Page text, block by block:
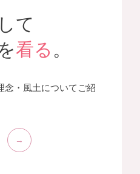
て
看る 。
念・風土についてご紹